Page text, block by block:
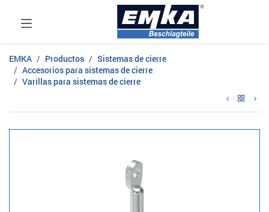
EMKA Productos
Sistemas de cierre
Accesorios para sistemas de cierre
Varillas para sistemas de cierre